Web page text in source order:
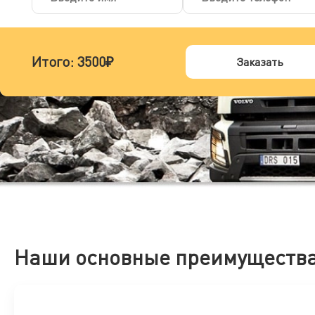
Итого: 3500₽ Заказать
Наши основные